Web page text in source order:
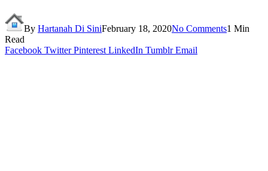
By Hartanah Di SiniFebruary 18, 2020No Comments1 Min
Read
Facebook Twitter Pinterest LinkedIn Tumblr Email